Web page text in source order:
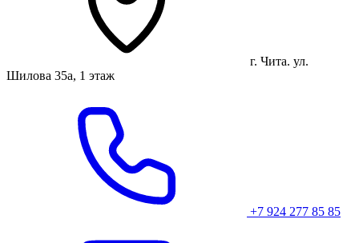
г. Чита. ул.
Шилова 35а, 1 этаж
+7 924 277 85 85